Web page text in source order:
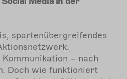
spartenübergreifendes
– nach
Doch wie funktioniert